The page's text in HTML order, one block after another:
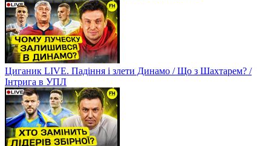
Циганик LIVE. Падіння і злети Динамо / Що з Шахтарем? /
Інтрига в УПЛ